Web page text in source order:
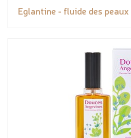
Eglantine - fluide des